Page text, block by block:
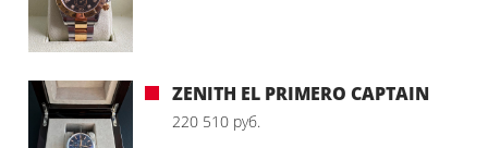
ZENITH EL PRIMERO CAPTAIN
220 510 руб.